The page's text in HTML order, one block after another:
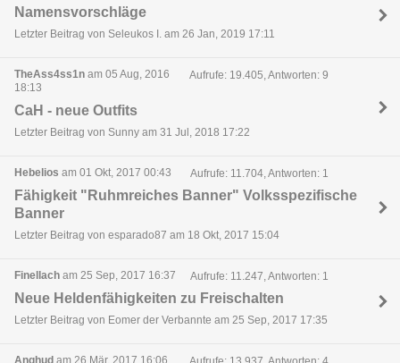
Namensvorschläge
Letzter Beitrag von Seleukos I. am 26 Jan, 2019 17:11
TheAss4ss1n am 05 Aug, 2016
18:13
Aufrufe: 19.405, Antworten: 9
CaH - neue Outfits
Letzter Beitrag von Sunny am 31 Jul, 2018 17:22
Hebelios am 01 Okt, 2017 00:43 Aufrufe: 11.704, Antworten: 1
Fähigkeit "Ruhmreiches Banner" Volksspezifische
Banner
Letzter Beitrag von esparado87 am 18 Okt, 2017 15:04
Finellach am 25 Sep, 2017 16:37 Aufrufe: 11.247, Antworten: 1
Neue Heldenfähigkeiten zu Freischalten
Letzter Beitrag von Eomer der Verbannte am 25 Sep, 2017 17:35